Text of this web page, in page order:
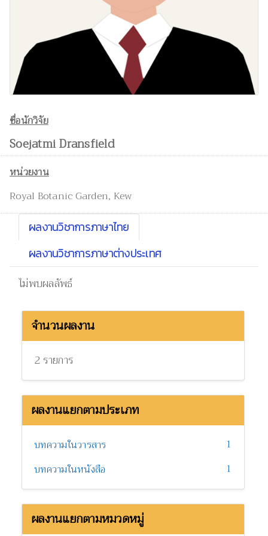
ชื่อนักวิจัย
Soejatmi Dransfield
หน่วยงาน
Royal Botanic Garden, Kew
ผลงานวิชาการภาษาไทย
ผลงานวิชาการภาษาต่างประเทศ
ไม่พบผลลัพธ์
จำนวนผลงาน
2 รายการ
ผลงานแยกตามประเภท
บทความในวารสาร
1
บทความในหนังสือ
1
ผลงานแยกตามหมวดหมู่